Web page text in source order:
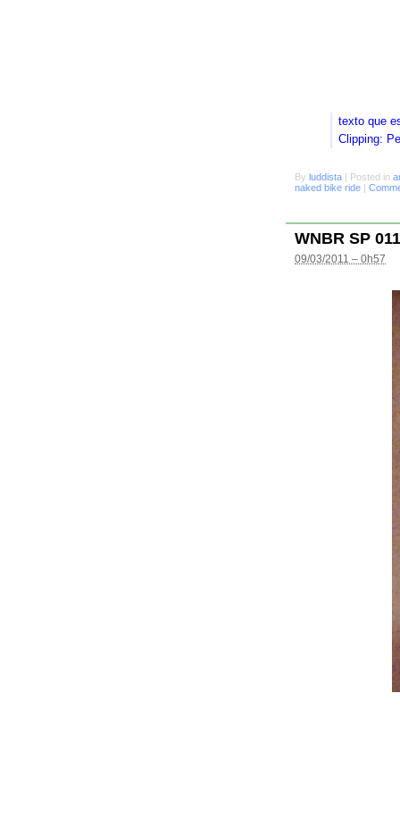
texto que
Clipping:
By luddista | Posted in
naked bike ride |
WNBR SP 011
09/03/2011 – 0h57